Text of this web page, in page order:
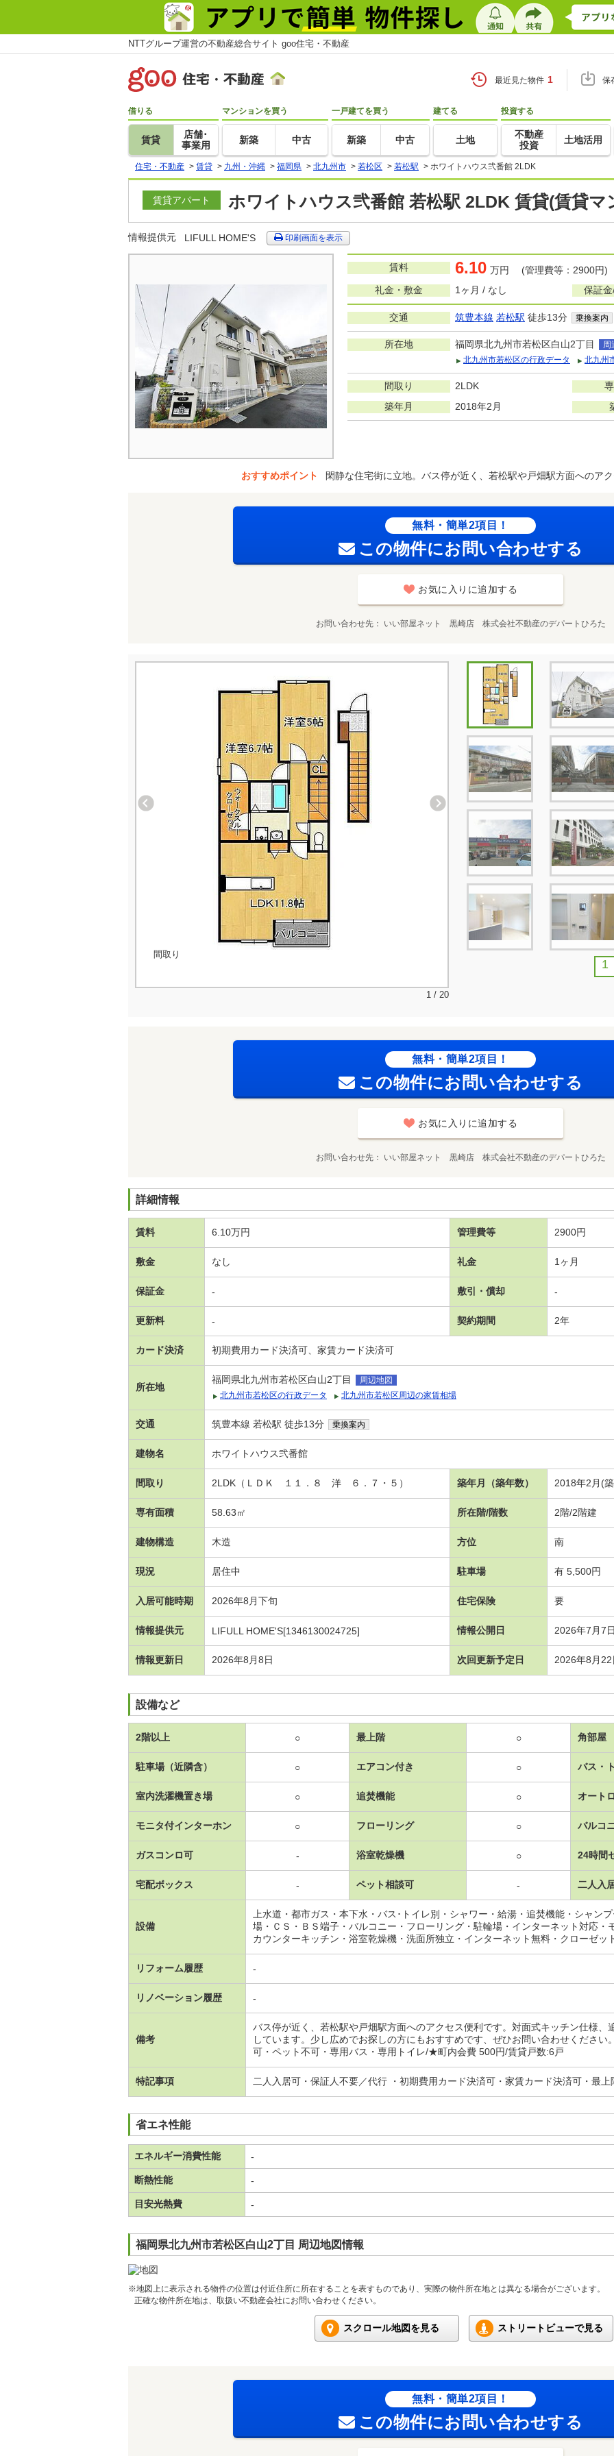
NTTグループ運営の不動産総合サイト goo住宅・不動産
最近見た物件 1 保
借りる
賃貸
店舗･
事業用
マンションを買う
新築 中古
一戸建てを買う
新築 中古
建てる
土地
投資する
不動産
投資
土地活用
住宅・不動産 > 賃貸 > 九州・沖縄 > 福岡県 > 北九州市 > 若松区 > 若松駅 > ホワイトハウス弐番館 2LDK
賃貸アパート ホワイトハウス弐番館 若松駅 2LDK 賃貸(賃貸
情報提供元 LIFULL HOME'S 印刷画面を表示
賃料 6.10 万円 (管理費等：2900円)
礼金・敷金
1ヶ月 / なし 保証
交通 筑豊本線 若松駅 徒歩13分 乗換案内
所在地 福岡県北九州市若松区白山2丁目
周
北九州市若松区の行政データ
北九州
間取り 2LDK
築年月 2018年2月
おすすめポイント 閑静な住宅街に立地。バス停が近く、若松駅や戸畑駅方面へのアク
無料・簡単2項目！
この物件にお問い合わせする
お気に入りに追加する
お問い合わせ先 いい部屋ネット 黒崎店 株式会社不動産のデパートひろた
間取り
1 / 20
1
無料・簡単2項目！
この物件にお問い合わせする
お気に入りに追加する
お問い合わせ先 いい部屋ネット 黒崎店 株式会社不動産のデパートひろた
詳細情報
賃料 6.10万円 管理費等 2900円
敷金 なし 礼金 1ヶ月
保証金 - 敷引・償却 -
更新料 - 契約期間 2年
カード決済 初期費用カード決済可、家賃カード決済可
所在地
福岡県北九州市若松区白山2丁目
周辺地図
北九州市若松区の行政データ
北九州市若松区周辺の家賃相場
交通 筑豊本線 若松駅 徒歩13分 乗換案内
建物名 ホワイトハウス弐番館
間取り 2LDK（ＬＤＫ １１．８ 洋 ６．７・５） 築年月（築年数） 2018年2月(
専有面積 58.63㎡ 所在階/階数 2階/2階建
建物構造 木造 方位 南
現況 居住中 駐車場 有 5,500円
入居可能時期 2026年8月下旬 住宅保険 要
情報提供元 LIFULL HOME'S[1346130024725] 情報公開日 2026年7月7日
情報更新日 2026年8月8日 次回更新予定日 2026年8月22
設備など
2階以上 ○ 最上階 ○ 角部屋
駐車場（近隣含） ○ エアコン付き ○ バス・
室内洗濯機置き場 ○ 追焚機能 ○ オート
モニタ付インターホン ○ フローリング ○ バルコ
ガスコンロ可 - 浴室乾燥機 ○ 24時間
宅配ボックス - ペット相談可 - 二人入
設備
上水道・都市ガス・本下水・バス･トイレ別・シャワー・給湯・追焚機能・シャン
場・ＣＳ・ＢＳ端子・バルコニー・フローリング・駐輪場・インターネット対応・
カウンターキッチン・浴室乾燥機・洗面所独立・インターネット無料・クローゼッ
リフォーム履歴 -
リノベーション履歴 -
備考
バス停が近く、若松駅や戸畑駅方面へのアクセス便利です。対面式キッチン仕様、
しています。少し広めでお探しの方にもおすすめです、ぜひお問い合わせくださ
可・ペット不可・専用バス・専用トイレ/★町内会費 500円/賃貸戸数:6戸
特記事項 二人入居可・保証人不要／代行 ・初期費用カード決済可・家賃カード決済可・最上
省エネ性能
エネルギー消費性能 -
断熱性能 -
目安光熱費 -
福岡県北九州市若松区白山2丁目 周辺地図情報
※地図上に表示される物件の位置は付近住所に所在することを表すものであり、実際の物件所在地とは異なる場合がございます。
正確な物件所在地は、取扱い不動産会社にお問い合わせください。
スクロール地図を見る ストリートビューで見る
無料・簡単2項目！
この物件にお問い合わせする